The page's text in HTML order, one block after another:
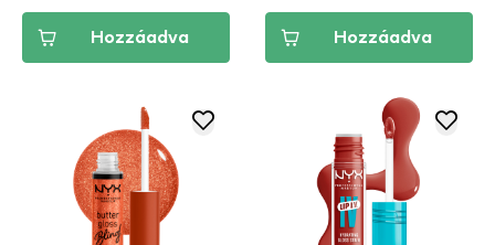
Hozzáadva Hozzáadva